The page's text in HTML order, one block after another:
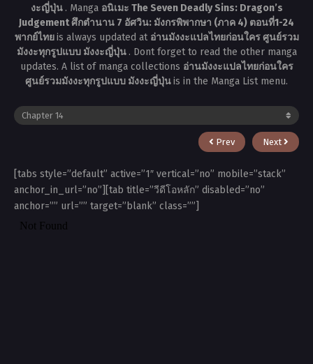
งะญี่ปุ่น . Manga อนิเมะ The Seven Deadly Sins: Dragon’s
Judgement ศึกตำนาน 7 อัศวิน: มังกรพิพากษา (ภาค 4) ตอนที่1-24
พากย์ไทยis always updated at อ่านมังงะแปลไทยก่อนใคร ศูนย์รวม
มังงะทุกรูปแบบ มังงะญี่ปุ่น . Dont forget to read the other manga
updates. A list of manga collections อ่านมังงะแปลไทยก่อนใคร
ศูนย์รวมมังงะทุกรูปแบบ มังงะญี่ปุ่นis in the Manga List menu.
Prev Next
[tabs style=”default” active=”1″ vertical=”no” mobile=”stack”
anchor_in_url=”no”][tab title=”วีดีโอหลัก” disabled=”no”
anchor=”” url=”” target=”blank” class=””]